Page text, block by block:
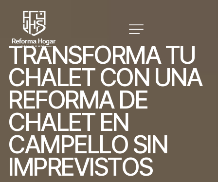
TRANSFORMATU
CHALET CON UNA
REFORMA DE
CHALET EN
CAMPELLO SIN
IMPREVISTOS